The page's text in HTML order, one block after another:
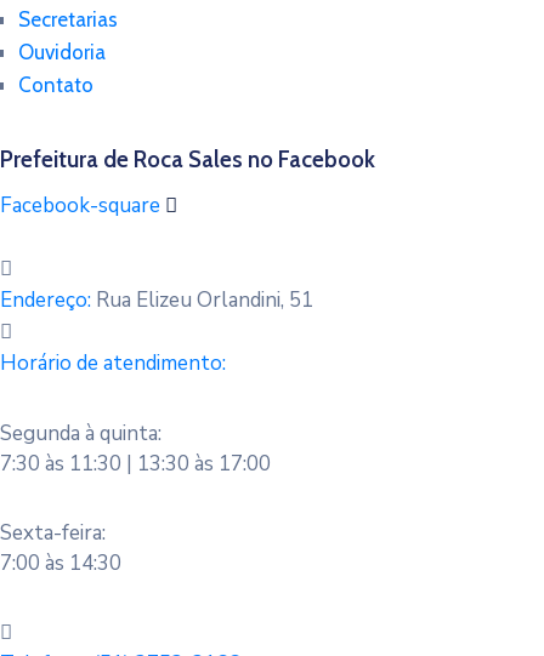
Secretarias
Ouvidoria
Contato
Prefeitura de Roca Sales no Facebook
Facebook-square
Endereço: Rua Elizeu Orlandini, 51
Horário de atendimento:
Segunda à quinta:
7:30 às 11:30 | 13:30 às 17:00
Sexta-feira:
7:00 às 14:30